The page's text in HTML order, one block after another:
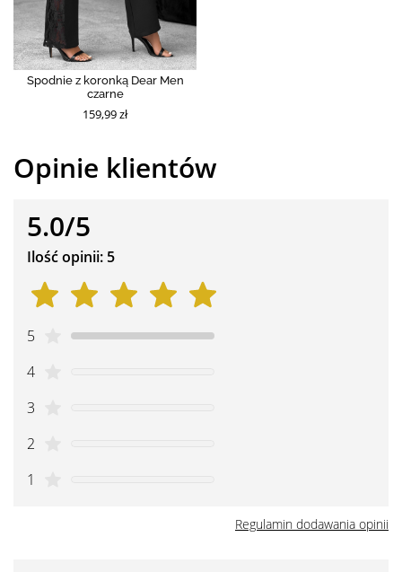
Spodnie z koronką Dear Men
czarne
159,99 zł
Opinie klientów
5.0/5
Ilość opinii: 5
5
4
3
2
1
Regulamin dodawania opinii